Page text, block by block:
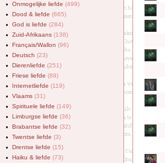
Onmogelijke liefde (499)
Dood & liefde (665)
God is liefde (284)
Zuid-Afrikaans (138)
Français/Wallon (96)
Deutsch (23)
Dierenliefde (251)
Friese liefde (89)
Internetliefde (119)
Vlaams (31)
Spirituele liefde (149)
Limburgse liefde (36)
Brabantse liefde (32)
Twentse liefde (3)
Drentse liefde (15)
Haiku & liefde (73)